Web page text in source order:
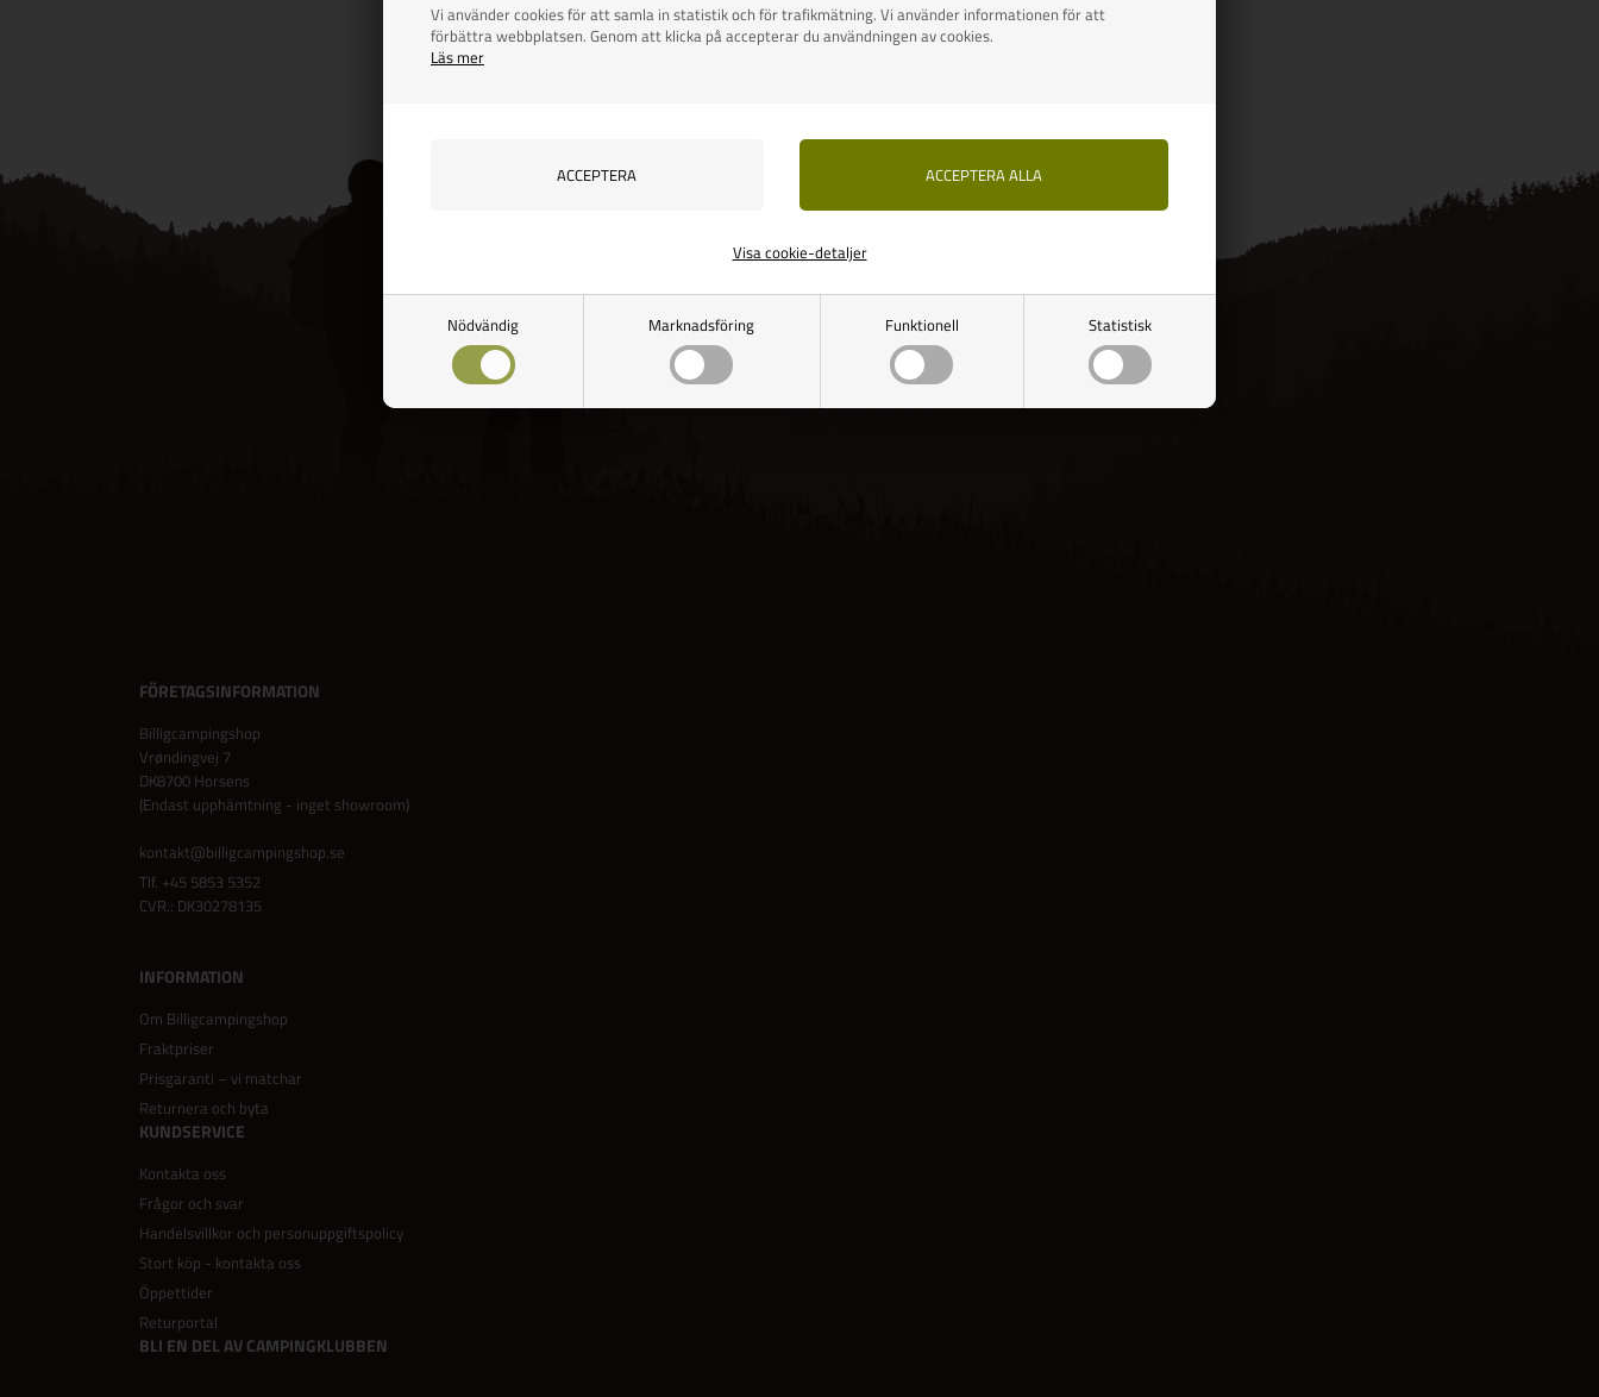
Vi använder cookies för att samla in statistik och för trafikmätning. Vi använder informationen för att
förbättra webbplatsen. Genom att klicka på accepterar du användningen av cookies.
Läs mer
Nödvändig Marknadsföring Funktionell Statistisk
Visa cookie-detaljer
Side 1/1
FÖRETAGSINFORMATION
Billigcampingshop
Vrøndingvej 7
DK8700 Horsens
(Endast upphämtning - inget showroom)
kontakt@billigcampingshop.se
Tlf. +45 5853 5352
CVR.: DK30278135
INFORMATION
Om Billigcampingshop
Fraktpriser
Prisgaranti – vi matchar
Returnera och byta
KUNDSERVICE
Kontakta oss
Frågor och svar
Handelsvillkor och personuppgiftspolicy
Stort köp - kontakta oss
Öppettider
Returportal
BLI EN DEL AV CAMPINGKLUBBEN